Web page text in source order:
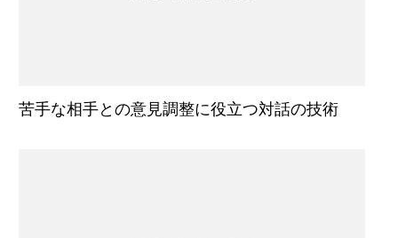
苦手な相手との意見調整に役立つ対話の技術